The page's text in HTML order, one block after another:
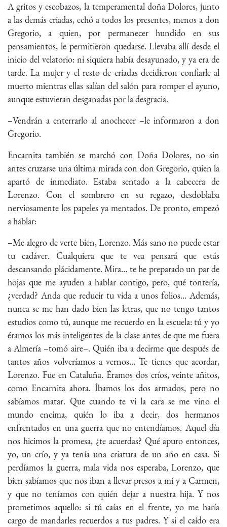
A gritos y escobazos, la temperamental doña Dolores, junto
a las demás criadas, echó a todos los presentes, menos a don
Gregorio, a quien, por permanecer hundido en sus
pensamientos, le permitieron quedarse. Llevaba allí desde el
inicio del velatorio: ni siquiera había desayunado, y ya era de
tarde. La mujer y el resto de criadas decidieron confiarle al
muerto mientras ellas salían del salón para romper el ayuno,
aunque estuvieran desganadas por la desgracia.
–Vendrán a enterrarlo al anochecer –le informaron a don
Gregorio.
Encarnita también se marchó con Doña Dolores, no sin
antes cruzarse una última mirada con don Gregorio, quien la
apartó de inmediato. Estaba sentado a la cabecera de
Lorenzo. Con el sombrero en su regazo, desdoblaba
nerviosamente los papeles ya mentados. De pronto, empezó
a hablar:
–Me alegro de verte bien, Lorenzo. Más sano no puede estar
tu cadáver. Cualquiera que te vea pensará que estás
descansando plácidamente. Mira… te he preparado un par de
hojas que me ayuden a hablar contigo, pero, qué tontería,
¿verdad? Anda que reducir tu vida a unos folios… Además,
nunca se me han dado bien las letras, que no tengo tantos
estudios como tú, aunque me recuerdo en la escuela: tú y yo
éramos los más inteligentes de la clase antes de que me fuera
a Almería –tomó aire–. Quién iba a decirme que después de
tantos años volveríamos a vernos… Te tienes que acordar,
Lorenzo. Fue en Cataluña. Éramos dos críos, veinte añitos,
como Encarnita ahora. Íbamos los dos armados, pero no
sabíamos matar. Que cuando te vi la cara se me vino el
mundo encima, quién lo iba a decir, dos hermanos
enfrentados en una guerra que no entendíamos. Aquel día
nos hicimos la promesa, ¿te acuerdas? Qué apuro entonces,
yo, un crío, y ya tenía una criatura de un año en casa. Si
perdíamos la guerra, mala vida nos esperaba, Lorenzo, que
bien sabíamos que nos iban a llevar presos a mí y a Carmen,
y que no teníamos con quién dejar a nuestra hija. Y nos
prometimos aquello: si tú caías en el frente, yo me haría
cargo de mandarles recuerdos a tus padres. Y si el caído era